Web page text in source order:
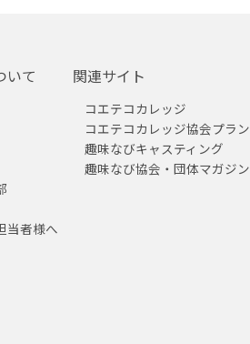
いて
当者様へ
関連サイト
コエテコカレッジ
コエテコカレッジ協会プラン
趣味なびキャスティング
趣味なび協会・団体マガジン